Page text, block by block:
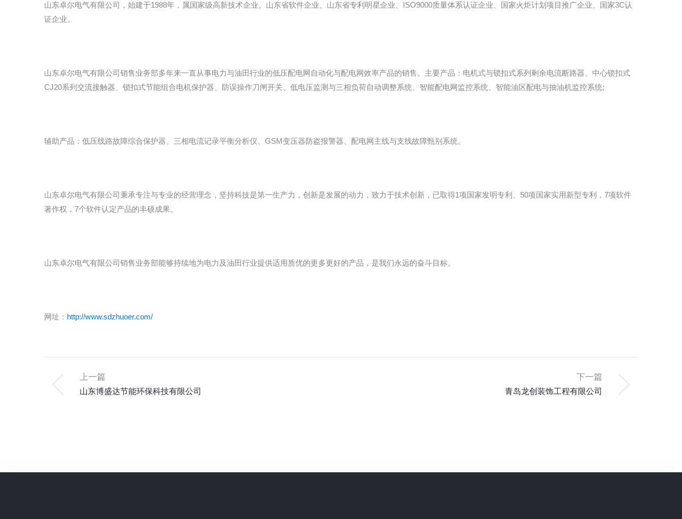
山东卓尔电气有限公司，始建于1988年，属国家级高新技术企业、山东省软件企业、山东省专利明星企业、ISO9000质量体系认证企业、国家火炬计划项目推广企业、国家3C认
证企业。
山东卓尔电气有限公司销售业务部多年来一直从事电力与油田行业的低压配电网自动化与配电网效率产品的销售。主要产品：电机式与锁扣式系列剩余电流断路器、中心锁扣式
CJ20系列交流接触器、锁扣式节能组合电机保护器、防误操作刀闸开关、低电压监测与三相负荷自动调整系统、智能配电网监控系统、智能油区配电与抽油机监控系统;
辅助产品：低压线路故障综合保护器、三相电流记录平衡分析仪、GSM变压器防盗报警器、配电网主线与支线故障甄别系统。
山东卓尔电气有限公司秉承专注与专业的经营理念，坚持科技是第一生产力，创新是发展的动力，致力于技术创新，已取得1项国家发明专利、50项国家实用新型专利，7项软件
著作权，7个软件认定产品的丰硕成果。
山东卓尔电气有限公司销售业务部能够持续地为电力及油田行业提供适用质优的更多更好的产品，是我们永远的奋斗目标。
网址： http://www.sdzhuoer.com/
上一篇
山东博盛达节能环保科技有限公司
下一篇
青岛龙创装饰工程有限公司